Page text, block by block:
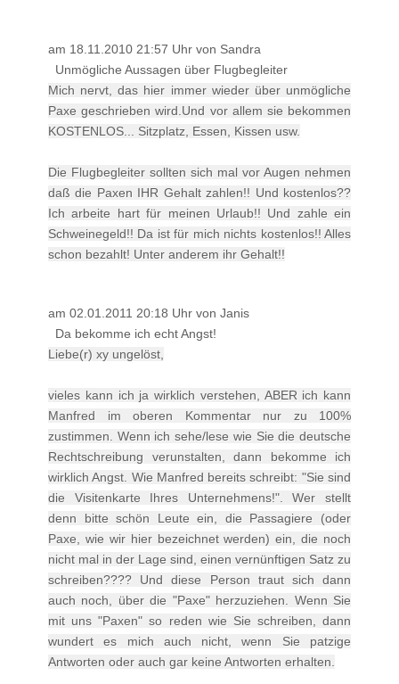
am 18.11.2010 21:57 Uhr von Sandra
Unmögliche Aussagen über Flugbegleiter
Mich nervt, das hier immer wieder über unmögliche
Paxe geschrieben wird.Und vor allem sie bekommen
KOSTENLOS... Sitzplatz, Essen, Kissen usw.
Die Flugbegleiter sollten sich mal vor Augen nehmen
daß die Paxen IHR Gehalt zahlen!! Und kostenlos??
Ich arbeite hart für meinen Urlaub!! Und zahle ein
Schweinegeld!! Da ist für mich nichts kostenlos!! Alles
schon bezahlt! Unter anderem ihr Gehalt!!
am 02.01.2011 20:18 Uhr von Janis
Da bekomme ich echt Angst!
Liebe(r) xy ungelöst,
vieles kann ich ja wirklich verstehen, ABER ich kann
Manfred im oberen Kommentar nur zu 100%
zustimmen. Wenn ich sehe/lese wie Sie die deutsche
Rechtschreibung verunstalten, dann bekomme ich
wirklich Angst. Wie Manfred bereits schreibt: "Sie sind
die Visitenkarte Ihres Unternehmens!". Wer stellt
denn bitte schön Leute ein, die Passagiere (oder
Paxe, wie wir hier bezeichnet werden) ein, die noch
nicht mal in der Lage sind, einen vernünftigen Satz zu
schreiben???? Und diese Person traut sich dann
auch noch, über die "Paxe" herzuziehen. Wenn Sie
mit uns "Paxen" so reden wie Sie schreiben, dann
wundert es mich auch nicht, wenn Sie patzige
Antworten oder auch gar keine Antworten erhalten.